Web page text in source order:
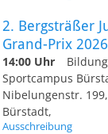
2. Bergsträßer
Grand-Prix 2026
14:00 Uhr
Sportcampus
Nibelungenstr.
Bürstadt,
Ausschreibung